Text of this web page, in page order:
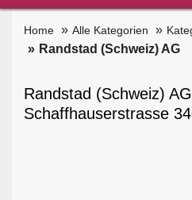
Home Alle Kategorien
Randstad (Schweiz) AG
Randstad (Schweiz)
Schaffhauserstrasse